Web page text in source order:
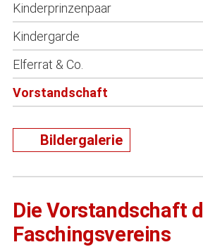
Kinderprinzenpaar
Kindergarde
Elferrat & Co.
Vorstandschaft
Bildergalerie
Die Vorstandschaft
Faschingsvereins